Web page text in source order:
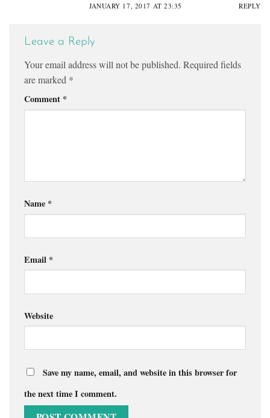
JANUARY 17, 2017 AT 23:35 REPLY
Leave a Reply
Your email address will not be published. Required fields
are marked *
Comment *
Name *
Email *
Website
Save my name, email, and website in this browser for
the next time I comment.